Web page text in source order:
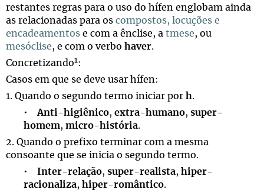
restantes regras para o uso do hífen englobam ainda
as relacionadas para os compostos, locuções e
encadeamentos e com a ênclise, a tmese, ou
mesóclise, e com o verbo haver.
Concretizando1 :
Casos em que se deve usar hífen:
1. Quando o segundo termo iniciar por h.
• Anti-higiênico, extra-humano, super-
homem, micro-história.
2. Quando o prefixo terminar com a mesma
consoante que se inicia o segundo termo.
•
Inter-relação, super-realista, hiper-
racionaliza, hiper-romântico.